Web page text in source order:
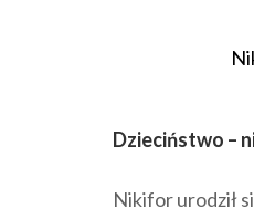
Dzieciństwo –
Nikifor urodził